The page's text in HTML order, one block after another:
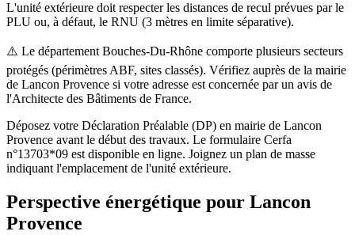
L'unité extérieure doit respecter les distances de recul prévues par le
PLU ou, à défaut, le RNU (3 mètres en limite séparative).
⚠️ Le département Bouches-Du-Rhône comporte plusieurs secteurs
protégés (périmètres ABF, sites classés). Vérifiez auprès de la mairie
de Lancon Provence si votre adresse est concernée par un avis de
l'Architecte des Bâtiments de France.
Déposez votre Déclaration Préalable (DP) en mairie de Lancon
Provence avant le début des travaux. Le formulaire Cerfa
n°13703*09 est disponible en ligne. Joignez un plan de masse
indiquant l'emplacement de l'unité extérieure.
Perspective énergétique pour Lancon
Provence